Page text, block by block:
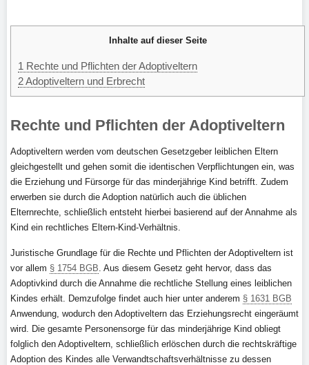
Inhalte auf dieser Seite
1 Rechte und Pflichten der Adoptiveltern
2Adoptiveltern und Erbrecht
Rechte und Pflichten der Adoptiveltern
Adoptiveltern werden vom deutschen Gesetzgeber leiblichen Eltern
gleichgestellt und gehen somit die identischen Verpflichtungen ein, was
die Erziehung und Fürsorge für das minderjährige Kind betrifft. Zudem
erwerben sie durch die Adoption natürlich auch die üblichen
Elternrechte, schließlich entsteht hierbei basierend auf der Annahme als
Kind ein rechtliches Eltern-Kind-Verhältnis.
Juristische Grundlage für die Rechte und Pflichten der Adoptiveltern ist
vor allem § 1754 BGB. Aus diesem Gesetz geht hervor, dass das
Adoptivkind durch die Annahme die rechtliche Stellung eines leiblichen
Kindes erhält. Demzufolge findet auch hier unter anderem § 1631 BGB
Anwendung, wodurch den Adoptiveltern das Erziehungsrecht eingeräumt
wird. Die gesamte Personensorge für das minderjährige Kind obliegt
folglich den Adoptiveltern, schließlich erlöschen durch die rechtskräftige
Adoption des Kindes alle Verwandtschaftsverhältnisse zu dessen